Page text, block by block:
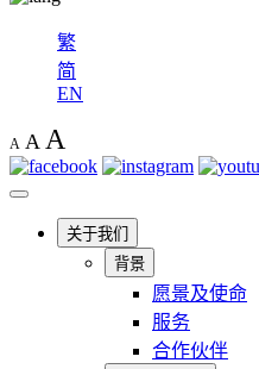
繁
简
EN
A A A
关于我们
背景
愿景及使命
服务
合作伙伴